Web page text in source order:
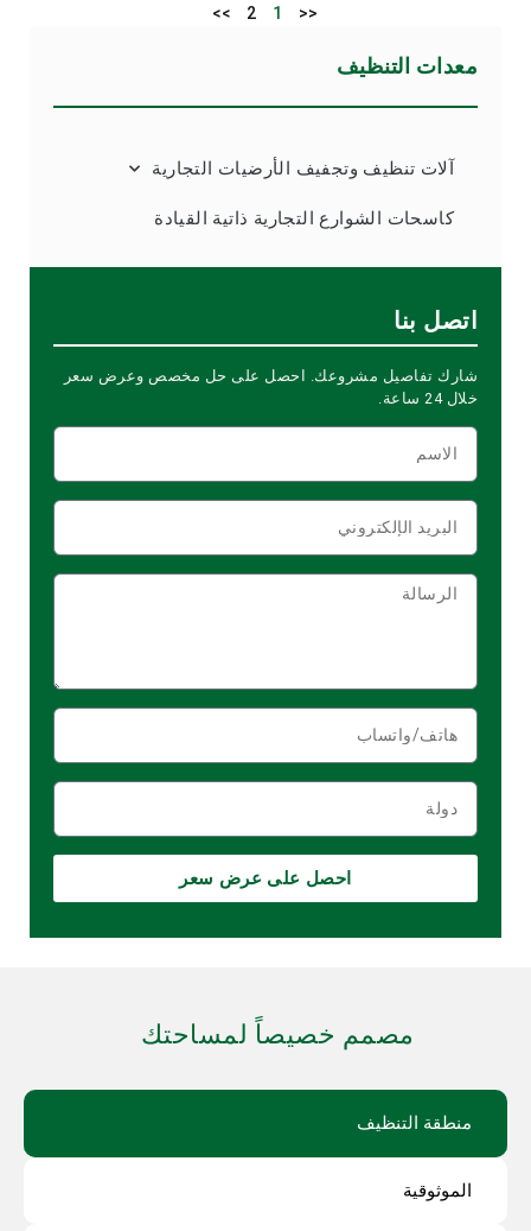
معدات التنظيف
آلات تنظيف وتجفيف الأرضيات التجارية
كاسحات الشوارع التجارية ذاتية القيادة
اتصل بنا
شارك تفاصيل مشروعك. احصل على حل مخصص وعرض سعر
خلال 24 ساعة.
احصل على عرض سعر
<<
1
2
>>
مصمم خصيصاً لمساحتك
منطقة التنظيف
الموثوقية